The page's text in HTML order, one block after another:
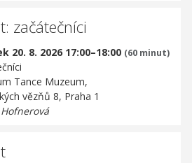
začátečníci
20. 8. 2026 17:00–18:00 (60 minut)
Tance Muzeum,
vězňů 8, Praha 1